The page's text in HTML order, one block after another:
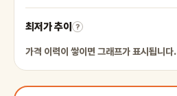
최저가 추이 ?
가격 이력이 쌓이면 그래프가 표시됩니다.